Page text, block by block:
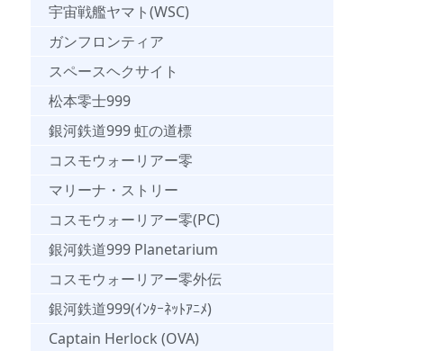
宇宙戦艦ヤマト(WSC)
ガンフロンティア
スペースヘクサイト
松本零士999
銀河鉄道999 虹の道標
コスモウォーリアー零
マリーナ・ストリー
コスモウォーリアー零(PC)
銀河鉄道999 Planetarium
コスモウォーリアー零外伝
銀河鉄道999(ｲﾝﾀｰﾈｯﾄｱﾆﾒ)
Captain Herlock (OVA)